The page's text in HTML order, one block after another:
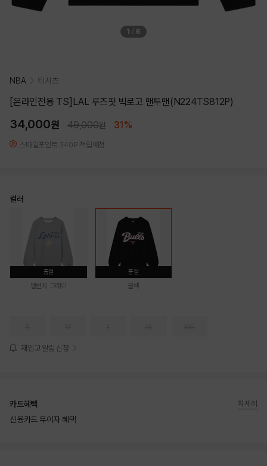
1 / 6
NBA 티셔츠
[온라인전용 TS]LAL 루즈핏 빅로고 맨투맨(N224TS812P)
34,000원 49,000원 31%
스타일포인트 340P 적립예정
컬러
품절
멜란지 그레이
품절
블랙
재입고 알림 신청
카드혜택
신용카드 무이자 혜택
자세히